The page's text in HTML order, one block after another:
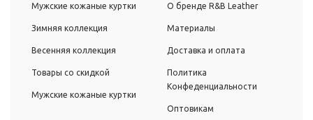
Мужские кожаные куртки
Зимняя коллекция
Весенняя коллекция
Товары со скидкой
Мужские кожаные куртки
О бренде R&B Leather
Материалы
Доставка и оплата
Политика
Конфеденциальности
Оптовикам